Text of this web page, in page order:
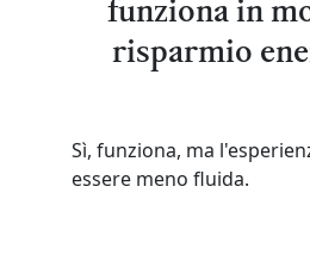
risparmio
Sì, funziona, ma
essere meno fluida.